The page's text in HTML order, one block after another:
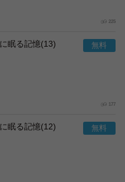
225
眠る記憶(13)
177
眠る記憶(12)